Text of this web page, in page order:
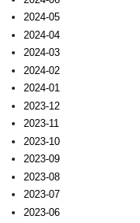
2024-05
2024-04
2024-03
2024-02
2024-01
2023-12
2023-11
2023-10
2023-09
2023-08
2023-07
2023-06